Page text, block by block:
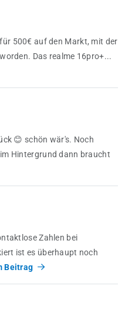
500€ auf den Markt, mit der
Das realme 16pro+...
😊 schön wär's. Noch
Hintergrund dann braucht
Zahlen bei
ist es überhaupt noch
Beitrag